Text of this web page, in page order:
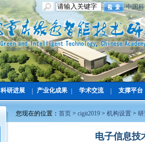
中国
科研进展 产业化成果 学术交流 支撑平台
您现在的位置： 首页 > cigit2019 > 机构设置 >
电子信息